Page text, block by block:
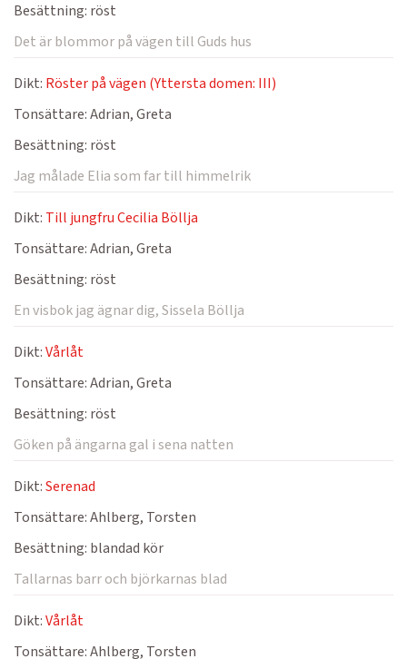
Besättning: röst
Det är blommor på vägen till Guds hus
Dikt: Röster på vägen (Yttersta domen: III)
Tonsättare:Adrian, Greta
Besättning: röst
Jag målade Elia som far till himmelrik
Dikt: Till jungfru Cecilia Böllja
Tonsättare:Adrian, Greta
Besättning: röst
En visbok jag ägnar dig, Sissela Böllja
Dikt:Vårlåt
Tonsättare:Adrian, Greta
Besättning: röst
Göken på ängarna gal i sena natten
Dikt:Serenad
Tonsättare:Ahlberg, Torsten
Besättning: blandad kör
Tallarnas barr och björkarnas blad
Dikt:Vårlåt
Tonsättare:Ahlberg, Torsten